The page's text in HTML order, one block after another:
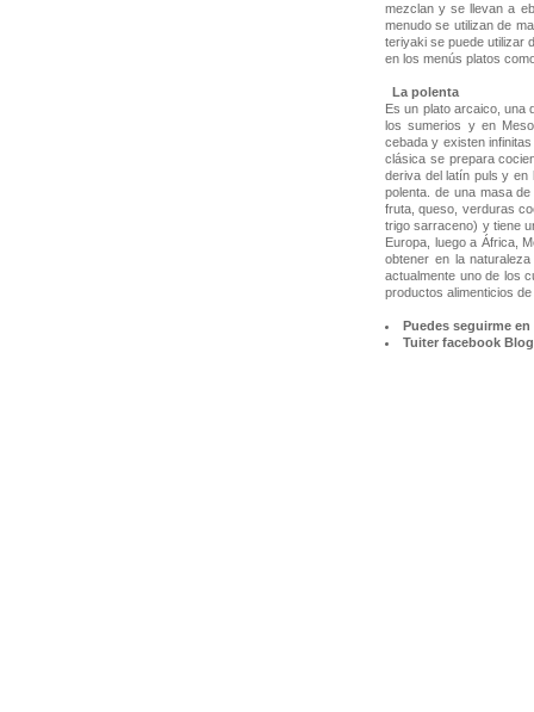
mezclan y se llevan a
menudo se utilizan de
teriyaki se puede utilizar
en los menús platos
La polenta
Es un plato arcaico, una
los sumerios y en
cebada y existen
clásica se prepara
deriva del latín puls y en
polenta. de una masa
fruta, queso, verduras
trigo sarraceno) y tiene
Europa, luego a África,
obtener en la
actualmente uno de los
productos alimenticios
Puedes seguirme en
Tuiter facebook Blog